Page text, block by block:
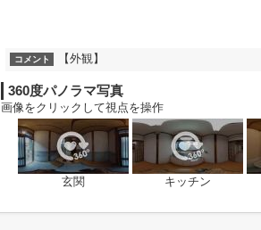
コメント 【外観】
360度パノラマ写真
画像をクリックして視点を操作
玄関 キッチン